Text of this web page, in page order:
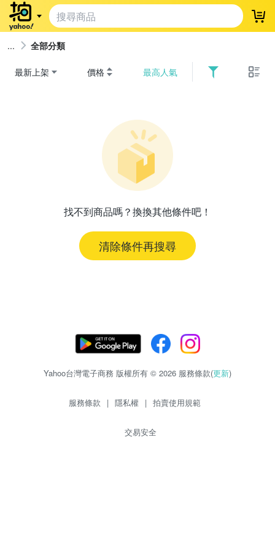
登
全部分類
最新上架 價格 最高人氣
找不到商品嗎？換換其他條件吧！
清除條件再搜尋
Yahoo台灣電子商務 版權所有 © 2026 服務條款(更新)
服務條款 | 隱私權 | 拍賣使用規範
交易安全